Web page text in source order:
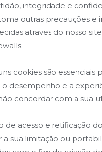
integridade e
outras precauções
através do nosso
cookies são essenciais
desempenho e a
concordar com a sua
acesso e retificação
sua limitação ou